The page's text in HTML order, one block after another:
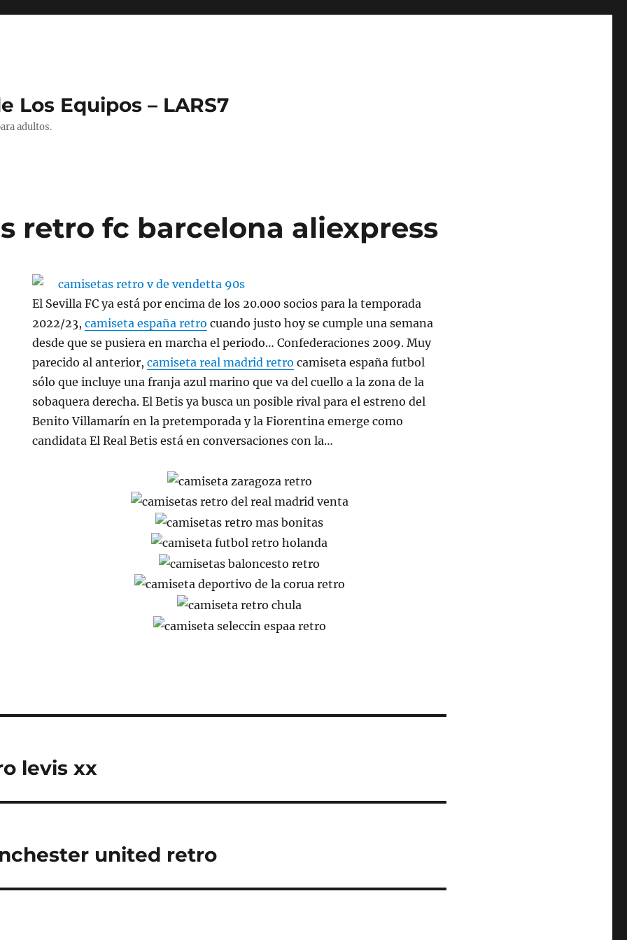
Los Equipos – LARS7
adultos.
retro fc barcelona aliexpress
El Sevilla FC ya está por encima de los 20.000 socios para la temporada
2022/23,camiseta españa retro cuando justo hoy se cumple una semana
desde que se pusiera en marcha el periodo… Confederaciones 2009. Muy
parecido al anterior,camiseta real madrid retro camiseta españa futbol
sólo que incluye una franja azul marino que va del cuello a la zona de la
sobaquera derecha. El Betis ya busca un posible rival para el estreno del
Benito Villamarín en la pretemporada y la Fiorentina emerge como
candidata El Real Betis está en conversaciones con la…
levis xx
united retro